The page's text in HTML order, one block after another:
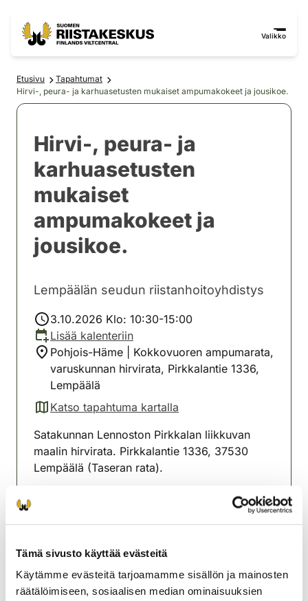
Tämä sivusto käyttää evästeitä
Käytämme evästeitä tarjoamamme sisällön ja mainosten
räätälöimiseen, sosiaalisen median ominaisuuksien
Valikko
Etusivu
Tapahtumat
Hirvi-, peura- ja karhuasetusten mukaiset ampumakokeet ja jousikoe.
Hirvi-, peura- ja
karhuasetusten
mukaiset
ampumakokeet ja
jousikoe.
Lempäälän seudun riistanhoitoyhdistys
3.10.2026 Klo: 10:30-15:00
Lisää kalenteriin
Pohjois-Häme | Kokkovuoren ampumarata,
varuskunnan hirvirata, Pirkkalantie 1336,
Lempäälä
Katso tapahtuma kartalla
(avautuu uuteen välilehteen)
Satakunnan Lennoston Pirkkalan liikkuvan
maalin hirvirata. Pirkkalantie 1336, 37530
Lempäälä (Taseran rata).
HUOM! LAUANTAI 3.1O. ILMOITTAUTUMINEN
ampumakokeet ja jousikoe, maksu 20€ /.